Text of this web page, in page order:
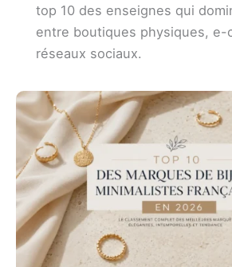
top 10 des enseignes qui
entre boutiques physiques, e-
réseaux sociaux.